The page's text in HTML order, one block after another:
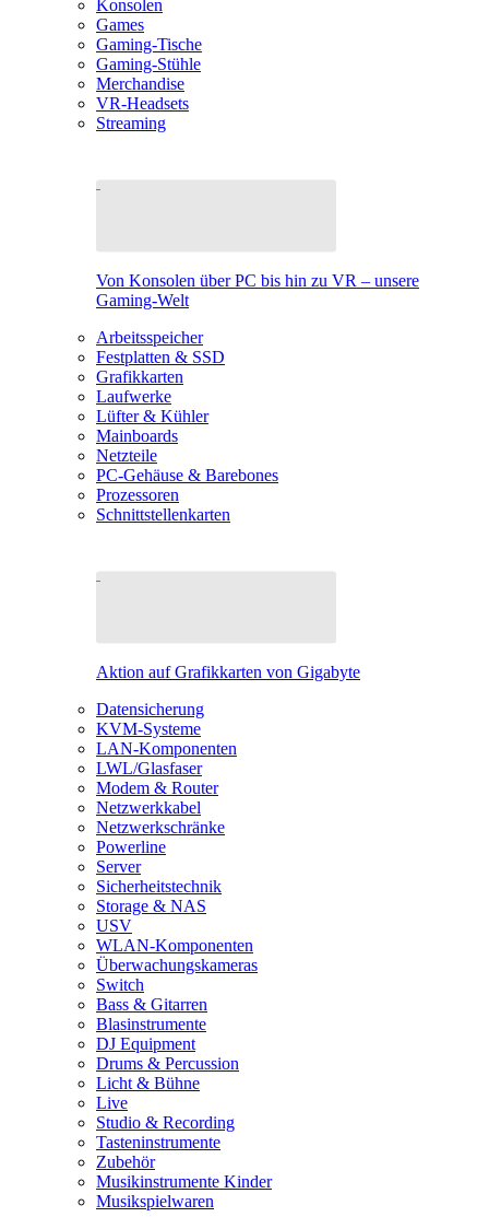
Konsolen
Games
Gaming-Tische
Gaming-Stühle
Merchandise
VR-Headsets
Streaming
Von Konsolen über PC bis hin zu VR – unsere
Gaming-Welt
Arbeitsspeicher
Festplatten & SSD
Grafikkarten
Laufwerke
Lüfter & Kühler
Mainboards
Netzteile
PC-Gehäuse & Barebones
Prozessoren
Schnittstellenkarten
Aktion auf Grafikkarten von Gigabyte
Datensicherung
KVM-Systeme
LAN-Komponenten
LWL/Glasfaser
Modem & Router
Netzwerkkabel
Netzwerkschränke
Powerline
Server
Sicherheitstechnik
Storage & NAS
USV
WLAN-Komponenten
Überwachungskameras
Switch
Bass & Gitarren
Blasinstrumente
DJ Equipment
Drums & Percussion
Licht & Bühne
Live
Studio & Recording
Tasteninstrumente
Zubehör
Musikinstrumente Kinder
Musikspielwaren